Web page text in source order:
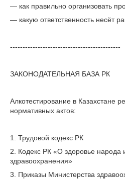
— как правильно организовать
— какую ответственность несёт
--------------------------------------------
ЗАКОНОДАТЕЛЬНАЯ БАЗА РК
Алкотестирование в Казахстане
нормативных актов:
1. Трудовой кодекс РК
2. Кодекс РК «О здоровье народа
здравоохранения»
3. Приказы Министерства